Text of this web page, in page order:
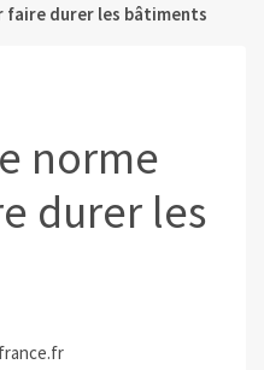
faire durer les bâtiments
norme
durer les